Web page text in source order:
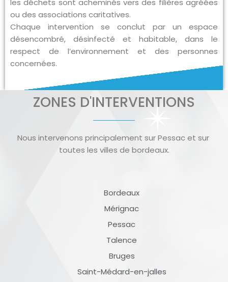
les déchets sont acheminés vers des filières agréées
ou des associations caritatives.
Chaque intervention se conclut par un espace
désencombré, désinfecté et habitable, dans le
respect de l’environnement et des personnes
concernées.
ZONES D'INTERVENTIONS
Nous intervenons principalement sur Pessac et sur
toutes les villes de bordeaux.
Bordeaux
Mérignac
Pessac
Talence
Bruges
Saint-Médard-en-jalles